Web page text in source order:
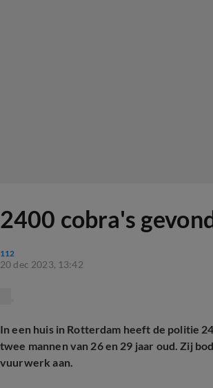
2400 cobra's
112
20 dec 2023, 13:42
In een huis in Rotterdam heeft de politie
twee mannen van 26 en 29 jaar oud. Zij
vuurwerk aan.